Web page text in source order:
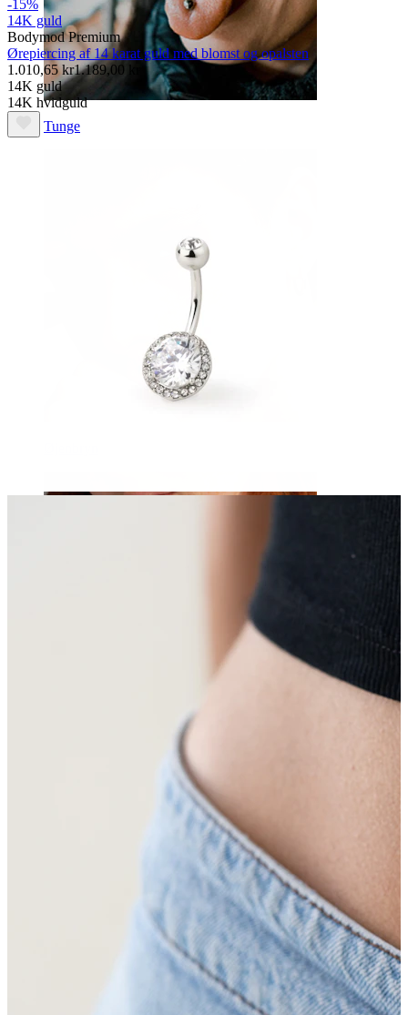
Tunge
-15%
14K guld
Bodymod Premium
Ørepiercing af 14 karat guld med blomst og opalsten
1.010,65 kr1.189,00 kr
14K guld
14K hvidguld